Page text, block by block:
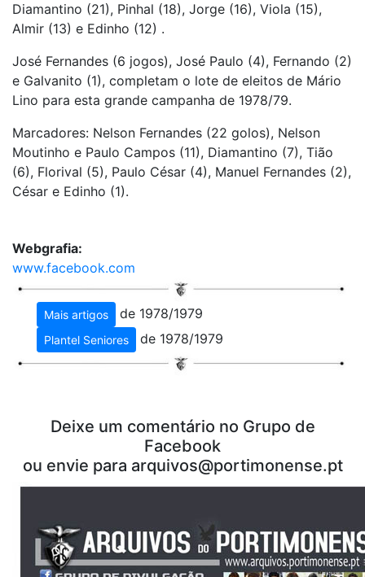
Diamantino (21), Pinhal (18), Jorge (16), Viola (15),
Almir (13) e Edinho (12) .
José Fernandes (6 jogos), José Paulo (4), Fernando (2)
e Galvanito (1), completam o lote de eleitos de Mário
Lino para esta grande campanha de 1978/79.
Marcadores: Nelson Fernandes (22 golos), Nelson
Moutinho e Paulo Campos (11), Diamantino (7), Tião
(6), Florival (5), Paulo César (4), Manuel Fernandes (2),
César e Edinho (1).
Webgrafia:
www.facebook.com
Mais artigos de 1978/1979
Plantel Seniores de 1978/1979
Deixe um comentário no Grupo de
Facebook
ou envie para arquivos@portimonense.pt